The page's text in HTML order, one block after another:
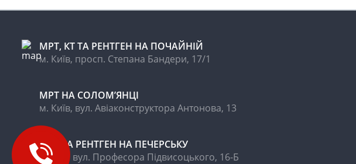
МРТ, КТ ТА РЕНТГЕН НА ПОЧАЙНІЙ
м. Київ, просп. Степана Бандери, 17/1
МРТ НА CОЛОМ’ЯНЦІ
м. Київ, вул. Авіаконструктора Антонова, 13
МРТ ТА РЕНТГЕН НА ПЕЧЕРСЬКУ
м.Київ, вул. Професора Підвисоцького, 16-Б